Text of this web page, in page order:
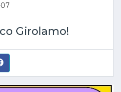
Girolamo!